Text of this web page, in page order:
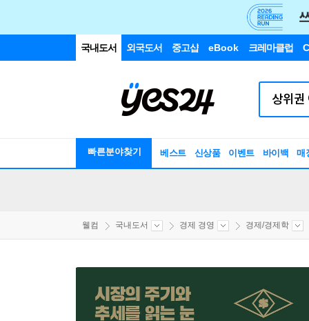
국내도서 외국도서 중고샵 eBook 크레마클럽
빠른분야찾기 베스트 신상품 이벤트 바이백 매
웰컴 국내도서 경제 경영 경제/경제학